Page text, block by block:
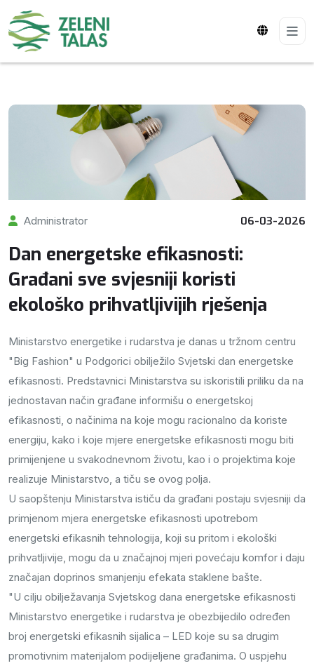
Administrator 06-03-2026
Dan energetske efikasnosti:
Građani sve svjesniji koristi
ekološko prihvatljivijih rješenja
Ministarstvo energetike i rudarstva je danas u tržnom centru
"Big Fashion" u Podgorici obilježilo Svjetski dan energetske
efikasnosti. Predstavnici Ministarstva su iskoristili priliku da na
jednostavan način građane informišu o energetskoj
efikasnosti, o načinima na koje mogu racionalno da koriste
energiju, kako i koje mjere energetske efikasnosti mogu biti
primijenjene u svakodnevnom životu, kao i o projektima koje
realizuje Ministarstvo, a tiču se ovog polja.
U saopštenju Ministarstva ističu da građani postaju svjesniji da
primjenom mjera energetske efikasnosti upotrebom
energetski efikasnih tehnologija, koji su pritom i ekološki
prihvatljivije, mogu da u značajnoj mjeri povećaju komfor i daju
značajan doprinos smanjenju efekata staklene bašte.
"U cilju obilježavanja Svjetskog dana energetske efikasnosti
Ministarstvo energetike i rudarstva je obezbijedilo određen
broj energetski efikasnih sijalica – LED koje su sa drugim
promotivnim materijalom podijeljene građanima. O uspjehu